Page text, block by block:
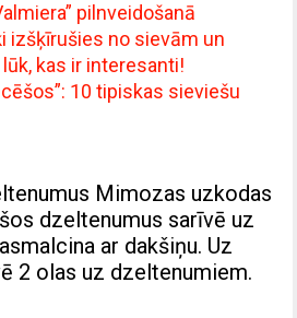
pilnveidošanā
izšķīrušies no sievām un
kas ir interesanti!
10 tipiskas sieviešu
Mimozas uzkodas
dzeltenumus sarīvē uz
ar dakšiņu. Uz
2 olas uz dzeltenumiem.